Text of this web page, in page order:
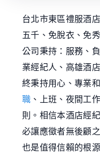
台北市東區禮服酒
五千、免脫衣、免
公司秉持：服務、
業經紀人、高雄酒
終秉持用心、專業
職 、上班、夜間工
則。相信本酒店經
必讓應徵者無後顧
也是值得信賴的根